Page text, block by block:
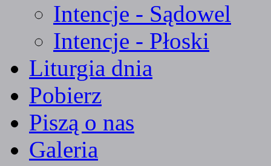
Intencje - Sądowel
Intencje - Płoski
Liturgia dnia
Pobierz
Piszą o nas
Galeria